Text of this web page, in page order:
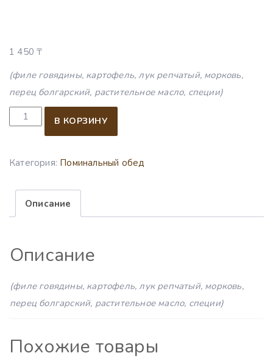
1 450₸
(филе говядины, картофель, лук репчатый, морковь,
перец болгарский, растительное масло, специи)
Количество товара Жаркое из говядины
В КОРЗИНУ
Категория: Поминальный обед
Описание
Описание
(филе говядины, картофель, лук репчатый, морковь,
перец болгарский, растительное масло, специи)
Похожие товары